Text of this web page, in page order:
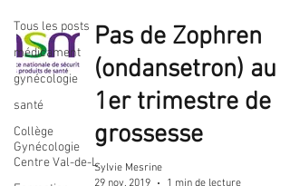
Tous les posts
médicament
gynécologie
santé
Collège
Gynécologie
Centre Val-de-L
Pas de Zophren
(ondansetron) au
1er trimestre de
grossesse
Sylvie Mesrine
29 nov. 2019
1 min de lecture